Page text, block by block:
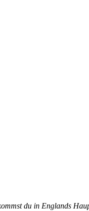
du in Englands